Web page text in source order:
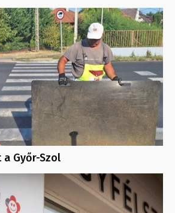
Győr-Szol